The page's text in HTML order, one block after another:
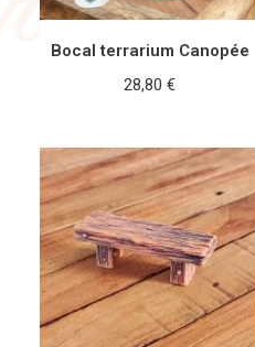
Bocal terrarium Canopée
28,80€